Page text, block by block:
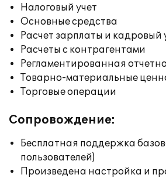
Налоговый учет
Основные средства
Расчет зарплаты и кадровый
Расчеты с контрагентами
Регламентированная
Товарно-материальные
Торговые операции
Сопровождение:
Бесплатная поддержка
пользователей)
Произведена настройка и